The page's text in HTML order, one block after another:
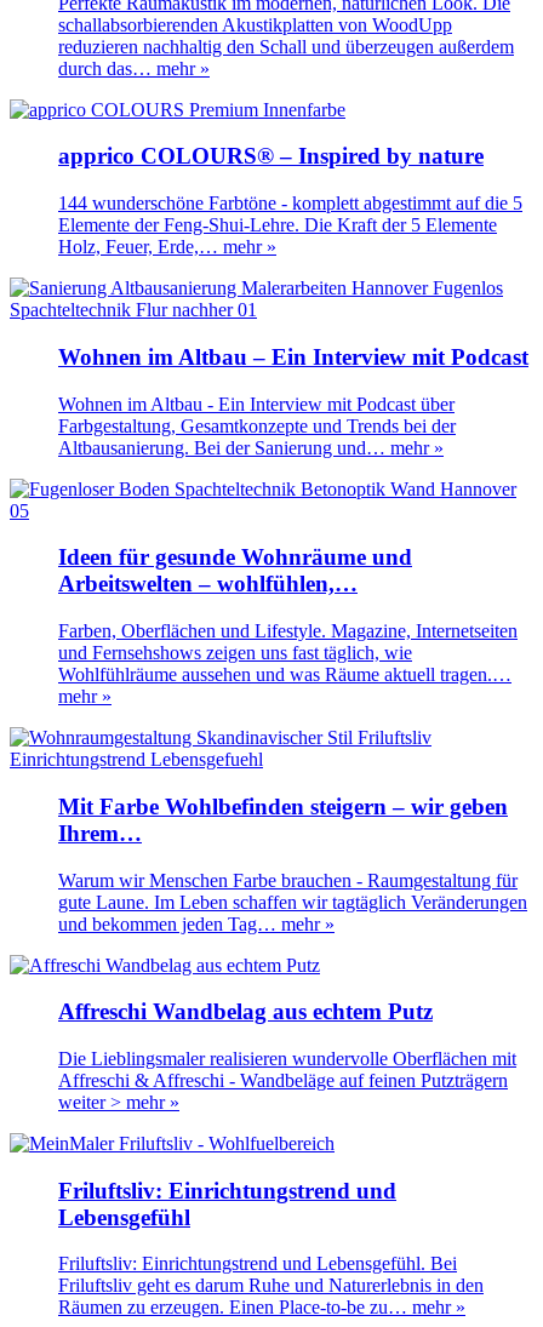
schallabsorbierenden Akustikplatten von WoodUpp
reduzieren nachhaltig den Schall und überzeugen außerdem
durch das… mehr »
apprico COLOURS® – Inspired by nature
144 wunderschöne Farbtöne - komplett abgestimmt auf die 5
Elemente der Feng-Shui-Lehre. Die Kraft der 5 Elemente
Holz, Feuer, Erde,… mehr »
Wohnen im Altbau – Ein Interview mit Podcast
Wohnen im Altbau - Ein Interview mit Podcast über
Farbgestaltung, Gesamtkonzepte und Trends bei der
Altbausanierung. Bei der Sanierung und… mehr »
Ideen für gesunde Wohnräume und
Arbeitswelten – wohlfühlen,…
Farben, Oberflächen und Lifestyle. Magazine, Internetseiten
und Fernsehshows zeigen uns fast täglich, wie
Wohlfühlräume aussehen und was Räume aktuell tragen.…
mehr »
Mit Farbe Wohlbefinden steigern – wir geben
Ihrem…
Warum wir Menschen Farbe brauchen - Raumgestaltung für
gute Laune. Im Leben schaffen wir tagtäglich Veränderungen
und bekommen jeden Tag… mehr »
Affreschi Wandbelag aus echtem Putz
Die Lieblingsmaler realisieren wundervolle Oberflächen mit
Affreschi & Affreschi - Wandbeläge auf feinen Putzträgern
weiter > mehr »
Friluftsliv: Einrichtungstrend und
Lebensgefühl
Friluftsliv: Einrichtungstrend und Lebensgefühl. Bei
Friluftsliv geht es darum Ruhe und Naturerlebnis in den
Räumen zu erzeugen. Einen Place-to-be zu… mehr »